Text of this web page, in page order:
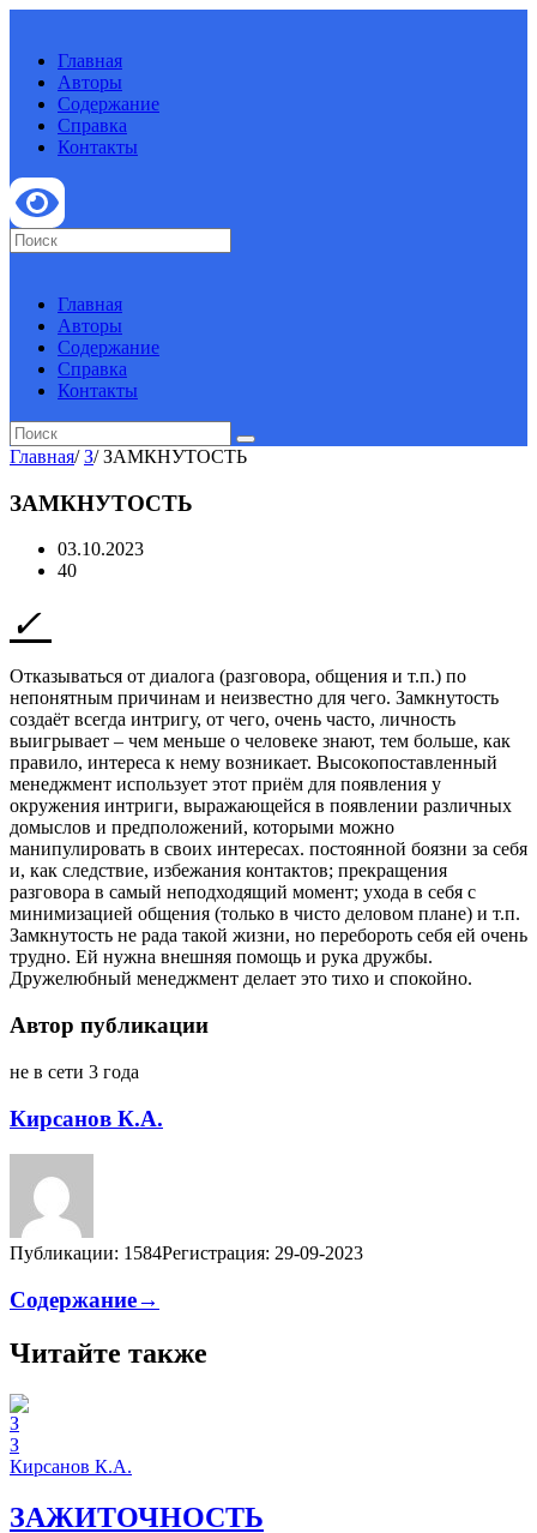
Главная
Авторы
Содержание
Справка
Контакты
Главная
Авторы
Содержание
Справка
Контакты
Главная/ З/ ЗАМКНУТОСТЬ
ЗАМКНУТОСТЬ
03.10.2023
40
Отказываться от диалога (разговора, общения и т.п.) по
непонятным причинам и неизвестно для чего. Замкнутость
создаёт всегда интригу, от чего, очень часто, личность
выигрывает – чем меньше о человеке знают, тем больше, как
правило, интереса к нему возникает. Высокопоставленный
менеджмент использует этот приём для появления у
окружения интриги, выражающейся в появлении различных
домыслов и предположений, которыми можно
манипулировать в своих интересах. постоянной боязни за себя
и, как следствие, избежания контактов; прекращения
разговора в самый неподходящий момент; ухода в себя с
минимизацией общения (только в чисто деловом плане) и т.п.
Замкнутость не рада такой жизни, но перебороть себя ей очень
трудно. Ей нужна внешняя помощь и рука дружбы.
Дружелюбный менеджмент делает это тихо и спокойно.
Автор публикации
не в сети 3 года
Кирсанов К.А.
Публикации: 1584Регистрация: 29-09-2023
Содержание→
Читайте также
З
Кирсанов К.А.
ЗАЖИТОЧНОСТЬ